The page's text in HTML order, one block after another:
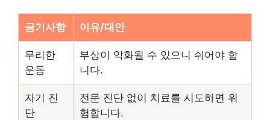
금기사항 이유/대안
무리한
운동
부상이 악화될 수 있으니 쉬어야 합
니다.
자기 진
단
전문 진단 없이 치료를 시도하면 위
험합니다.